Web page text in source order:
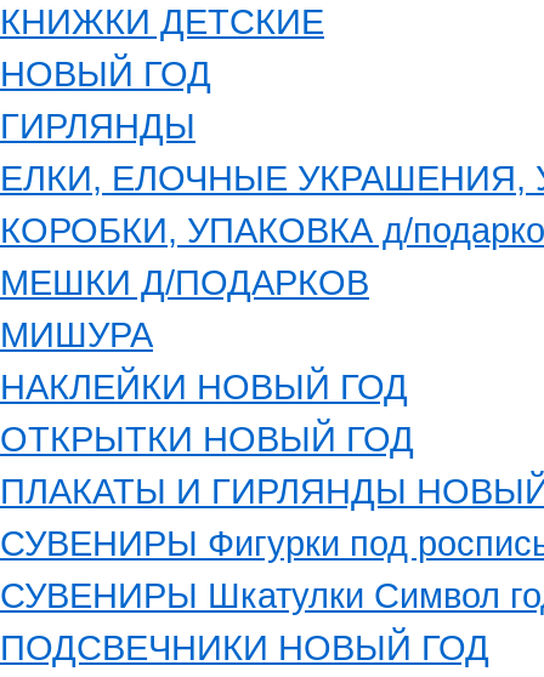
КНИЖКИ ДЕТСКИЕ
НОВЫЙ ГОД
ГИРЛЯНДЫ
ЕЛКИ, ЕЛОЧНЫЕ УКРАШЕНИЯ,
КОРОБКИ, УПАКОВКА д/
МЕШКИ Д/ПОДАРКОВ
МИШУРА
НАКЛЕЙКИ НОВЫЙ ГОД
ОТКРЫТКИ НОВЫЙ ГОД
ПЛАКАТЫ И ГИРЛЯНДЫ
СУВЕНИРЫ Фигурки под
СУВЕНИРЫ Шкатулки Символ
ПОДСВЕЧНИКИ НОВЫЙ ГОД